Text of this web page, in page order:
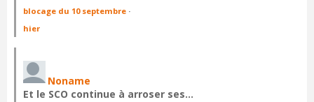
blocage du 10 septembre ·
hier
Noname
Et le SCO continue à arroser ses…